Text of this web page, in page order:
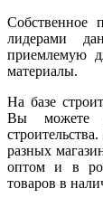
Собственное
лидерами
приемлемую
материалы.
На базе
Вы можете
разных
оптом и в
товаров в